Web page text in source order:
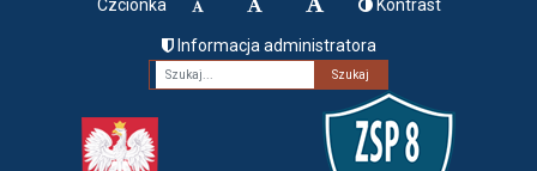
Czcionka Kontrast
Informacja administratora
Fraza